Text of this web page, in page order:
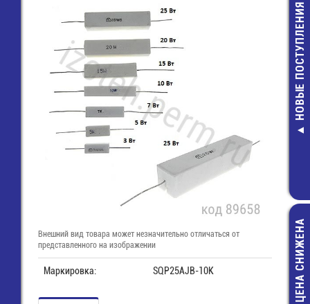
CBB60A-
мкф-450В-
НОВЫЕ ПОСТУПЛЕНИЯ
ЦЕНА СНИЖЕНА
Внешний вид товара может незначительно отличаться от
представленного на изображении
Маркировка: SQP25AJB-10K